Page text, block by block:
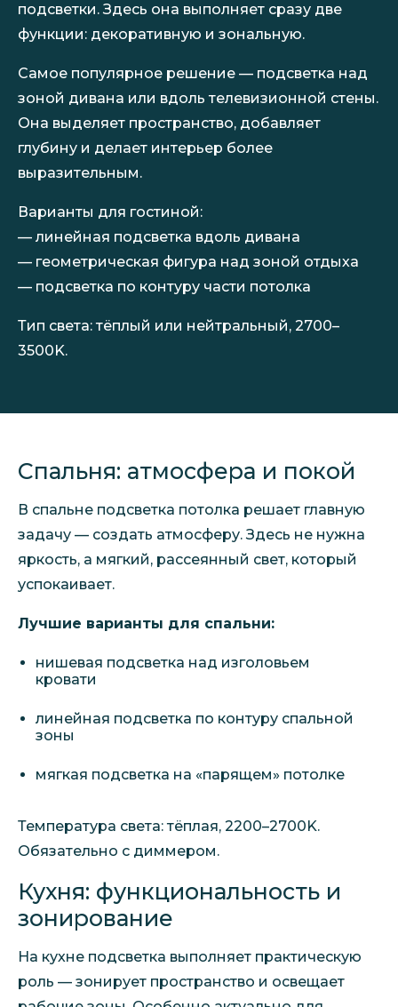
подсветки. Здесь она выполняет сразу две
функции: декоративную и зональную.
Самое популярное решение — подсветка над
зоной дивана или вдоль телевизионной стены.
Она выделяет пространство, добавляет
глубину и делает интерьер более
выразительным.
Варианты для гостиной:
— линейная подсветка вдоль дивана
— геометрическая фигура над зоной отдыха
— подсветка по контуру части потолка
Тип света: тёплый или нейтральный, 2700–
3500K.
Спальня: атмосфера и покой
В спальне подсветка потолка решает главную
задачу — создать атмосферу. Здесь не нужна
яркость, а мягкий, рассеянный свет, который
успокаивает.
Лучшие варианты для спальни:
нишевая подсветка над изголовьем
кровати
линейная подсветка по контуру спальной
зоны
мягкая подсветка на «парящем» потолке
Температура света: тёплая, 2200–2700K.
Обязательно с диммером.
Кухня: функциональность и
зонирование
На кухне подсветка выполняет практическую
роль — зонирует пространство и освещает